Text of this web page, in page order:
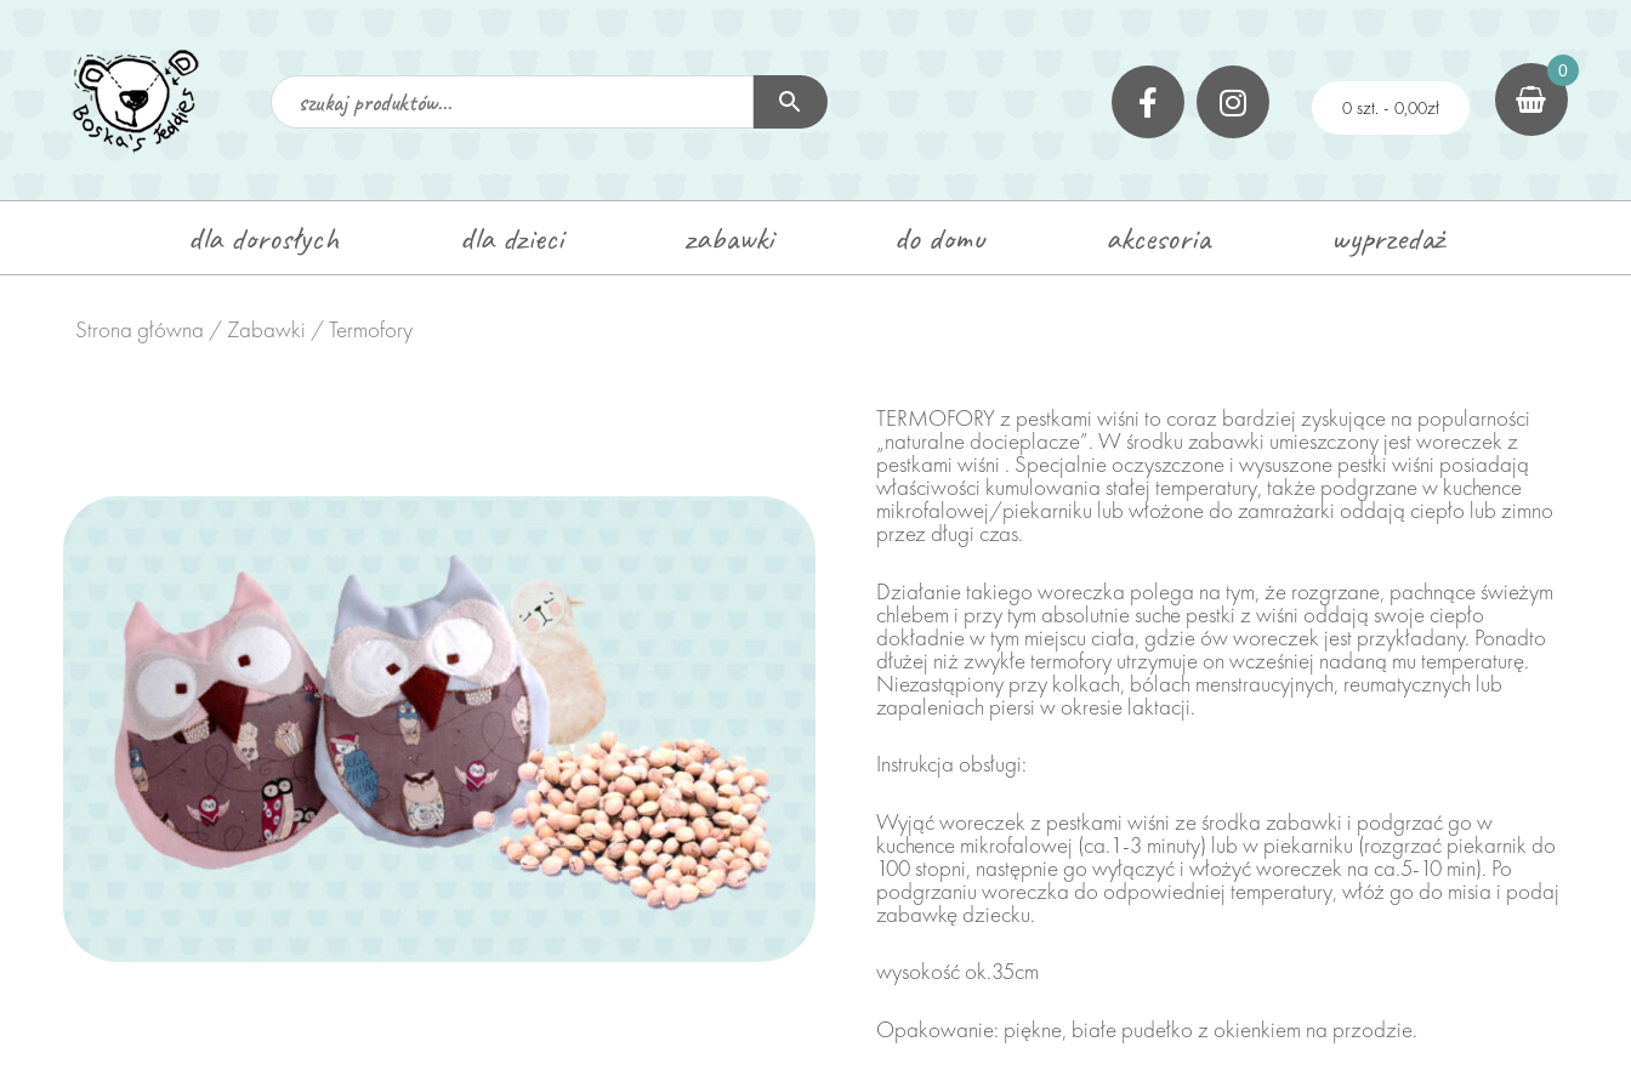
×
dla dorosłych
Kokony
Kombinezony/Rampersy
Kominy z Uszami
zabawki
zrób sam misia
do domu
akcesoria
0 szt. -0,00zł
0
dla dorosłych dla dzieci zabawki do domu akcesoria wyprzedaż
Strona główna / Zabawki / Termofory
TERMOFORY z pestkami wiśni to coraz bardziej zyskujące na popularności
„naturalne docieplacze”. W środku zabawki umieszczony jest woreczek z
pestkami wiśni . Specjalnie oczyszczone i wysuszone pestki wiśni posiadają
właściwości kumulowania stałej temperatury, także podgrzane w kuchence
mikrofalowej/piekarniku lub włożone do zamrażarki oddają ciepło lub zimno
przez długi czas.
Działanie takiego woreczka polega na tym, że rozgrzane, pachnące świeżym
chlebem i przy tym absolutnie suche pestki z wiśni oddają swoje ciepło
dokładnie w tym miejscu ciała, gdzie ów woreczek jest przykładany. Ponadto
dłużej niż zwykłe termofory utrzymuje on wcześniej nadaną mu temperaturę.
Niezastąpiony przy kolkach, bólach menstraucyjnych, reumatycznych lub
zapaleniach piersi w okresie laktacji.
Instrukcja obsługi:
Wyjąć woreczek z pestkami wiśni ze środka zabawki i podgrzać go w
kuchence mikrofalowej (ca.1-3 minuty) lub w piekarniku (rozgrzać piekarnik do
100 stopni, następnie go wyłączyć i włożyć woreczek na ca.5-10 min). Po
podgrzaniu woreczka do odpowiedniej temperatury, włóż go do misia i podaj
zabawkę dziecku.
wysokość ok.35cm
Opakowanie: piękne, białe pudełko z okienkiem na przodzie.